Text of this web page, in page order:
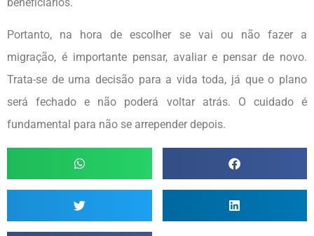
Portanto, na hora de escolher se vai ou não fazer a
migração, é importante pensar, avaliar e pensar de novo.
Trata-se de uma decisão para a vida toda, já que o plano
será fechado e não poderá voltar atrás. O cuidado é
fundamental para não se arrepender depois.